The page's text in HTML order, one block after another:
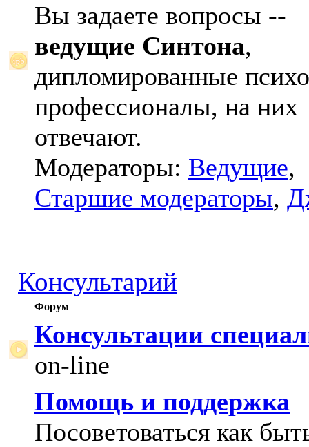
Вы задаете вопросы --
ведущие Синтона,
дипломированные
профессионалы, на них
отвечают.
Модераторы: Ведущие,
Старшие модераторы,
Консультарий
Форум
Консультации
on-line
Помощь и поддержка
Посоветоваться как